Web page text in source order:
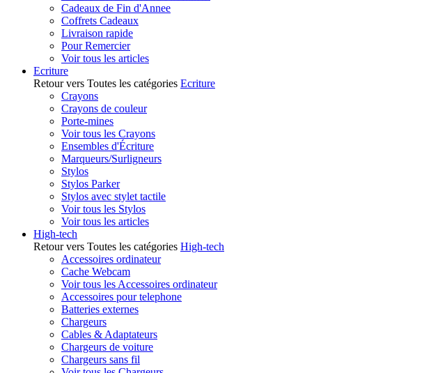
Cadeaux de Fin d'Annee
Coffrets Cadeaux
Livraison rapide
Pour Remercier
Voir tous les articles
Ecriture
Retour vers Toutes les catégories Ecriture
Crayons
Crayons de couleur
Porte-mines
Voir tous les Crayons
Ensembles d'Écriture
Marqueurs/Surligneurs
Stylos
Stylos Parker
Stylos avec stylet tactile
Voir tous les Stylos
Voir tous les articles
High-tech
Retour vers Toutes les catégories High-tech
Accessoires ordinateur
Cache Webcam
Voir tous les Accessoires ordinateur
Accessoires pour telephone
Batteries externes
Chargeurs
Cables & Adaptateurs
Chargeurs de voiture
Chargeurs sans fil